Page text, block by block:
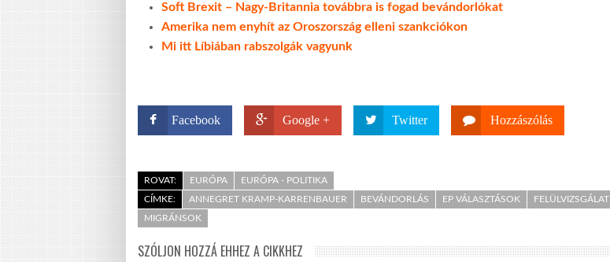
Soft Brexit – Nagy-Britannia továbbra is fogad bevándorlókat
Amerika nem enyhít az Oroszország elleni szankciókon
Mi itt Líbiában rabszolgák vagyunk
Facebook Google + Twitter Hozzászólás
ROVAT: EURÓPA
EURÓPA - POLITIKA
CÍMKE:
ANNEGRET KRAMP-KARRENBAUER BEVÁNDORLÁS EP VÁLASZTÁSOK
FELÜLVIZSGÁLAT
MIGRÁNSOK
SZÓLJON HOZZÁ EHHEZ A CIKKHEZ